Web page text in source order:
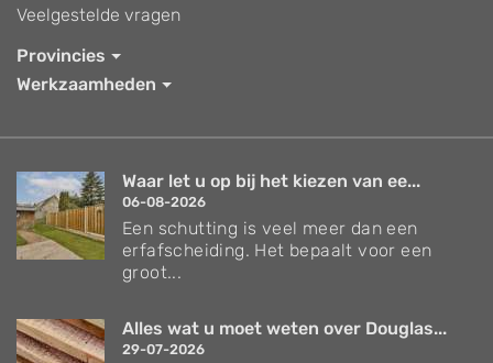
Veelgestelde vragen
Provincies
Werkzaamheden
Waar let u op bij het kiezen van ee...
06-08-2026
Een schutting is veel meer dan een
erfafscheiding. Het bepaalt voor een
groot...
Alles wat u moet weten over Douglas...
29-07-2026